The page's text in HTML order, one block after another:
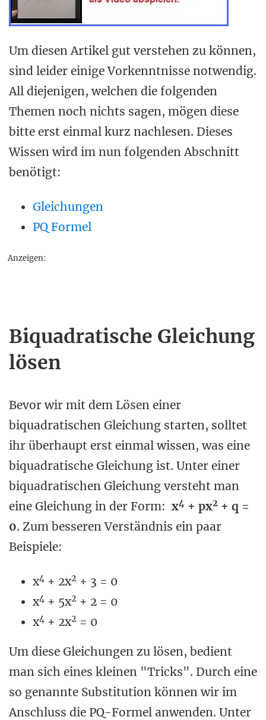
Um diesen Artikel gut verstehen zu können,
sind leider einige Vorkenntnisse notwendig.
All diejenigen, welchen die folgenden
Themen noch nichts sagen, mögen diese
bitte erst einmal kurz nachlesen. Dieses
Wissen wird im nun folgenden Abschnitt
benötigt:
Gleichungen
PQ Formel
Anzeigen:
Biquadratische Gleichung
lösen
Bevor wir mit dem Lösen einer
biquadratischen Gleichung starten, solltet
ihr überhaupt erst einmal wissen, was eine
biquadratische Gleichung ist. Unter einer
biquadratischen Gleichung versteht man
eine Gleichung in der Form: x4 + px2 + q =
0. Zum besseren Verständnis ein paar
Beispiele:
x4 + 2x2 + 3 = 0
x4 + 5x2 + 2 = 0
x4 + 2x2 = 0
Um diese Gleichungen zu lösen, bedient
man sich eines kleinen "Tricks". Durch eine
so genannte Substitution können wir im
Anschluss die PQ-Formel anwenden. Unter